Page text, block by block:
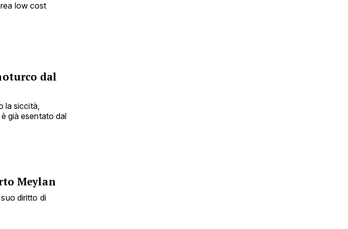
low cost
dal
la siccità,
già esentato dal
Meylan
diritto di